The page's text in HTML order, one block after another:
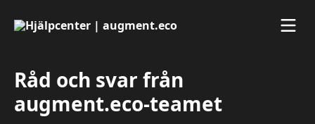
Råd och svar från
augment.eco-teamet